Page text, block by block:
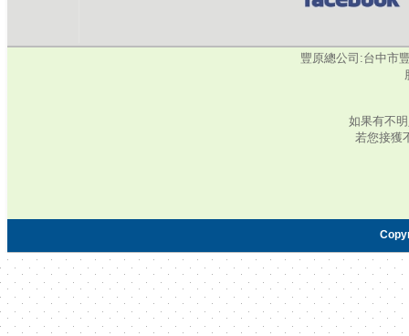
豐原總公司:台中市
如果有不
若您接獲